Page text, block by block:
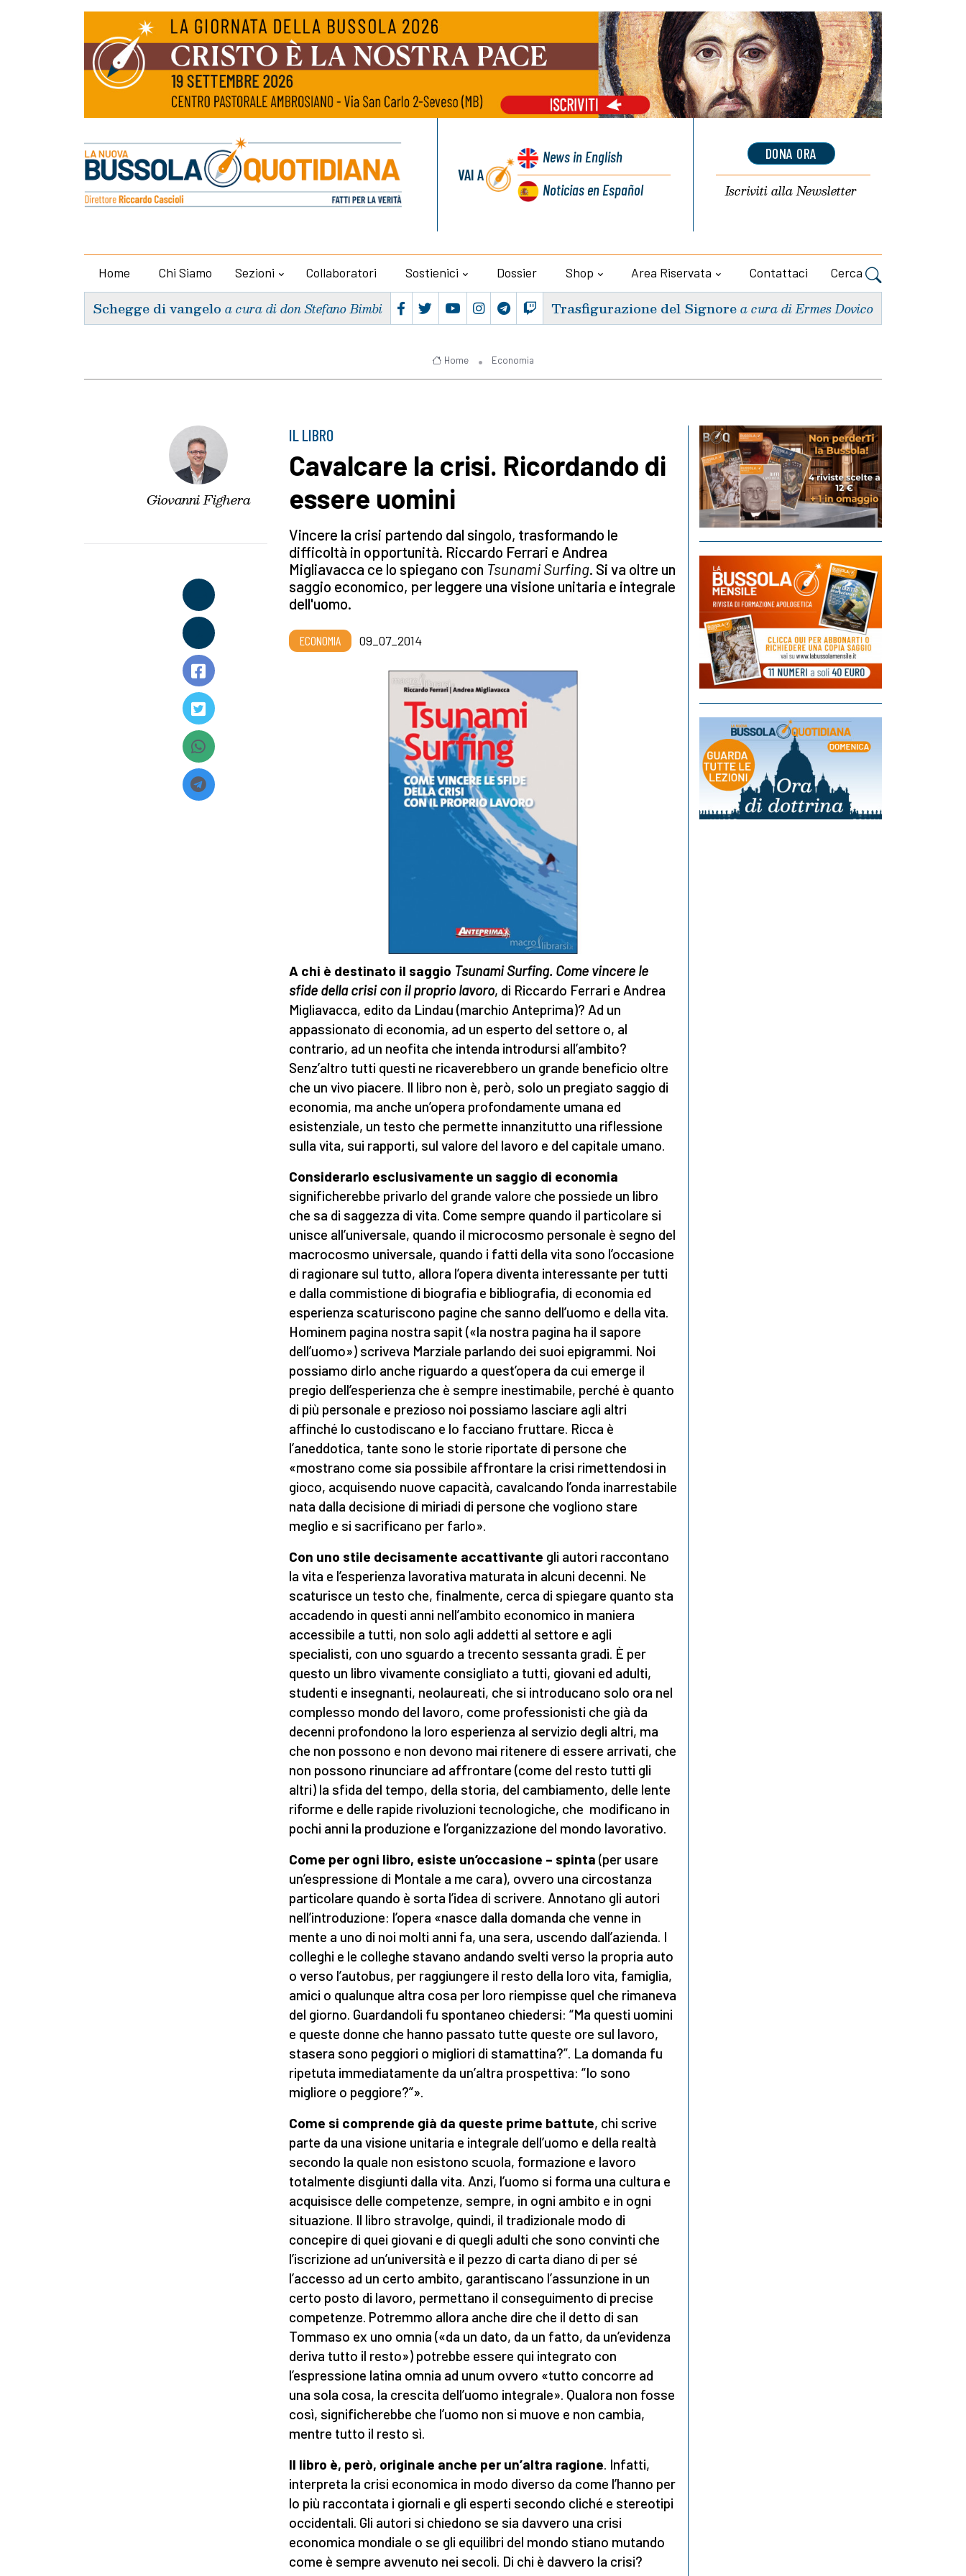
VAI A
Newsin English
Noticiasen Español
DONA ORA
Iscriviti allaNewsletter
Home Chi Siamo Sezioni Collaboratori Sostienici Dossier Shop Area Riservata Contattaci Cerca
Schegge di vangelo a cura di don Stefano Bimbi Trasfigurazione del Signorea cura di Ermes Dovico
Home Economia
Giovanni Fighera
IL LIBRO
Cavalcare la crisi. Ricordando di
essere uomini
Vincere la crisi partendo dal singolo, trasformando le
difficoltà in opportunità. Riccardo Ferrari e Andrea
Migliavacca ce lo spiegano con Tsunami Surfing. Si va oltre un
saggio economico, per leggere una visione unitaria e integrale
dell'uomo.
ECONOMIA 09_07_2014
A chi è destinato il saggio Tsunami Surfing. Come vincere le
sfide della crisi con il proprio lavoro, di Riccardo Ferrari e Andrea
Migliavacca, edito da Lindau (marchio Anteprima)? Ad un
appassionato di economia, ad un esperto del settore o, al
contrario, ad un neofita che intenda introdursi all’ambito?
Senz’altro tutti questi ne ricaverebbero un grande beneficio oltre
che un vivo piacere. Il libro non è, però, solo un pregiato saggio di
economia, ma anche un’opera profondamente umana ed
esistenziale, un testo che permette innanzitutto una riflessione
sulla vita, sui rapporti, sul valore del lavoro e del capitale umano.
Considerarlo esclusivamente un saggio di economia
significherebbe privarlo del grande valore che possiede un libro
che sa di saggezza di vita. Come sempre quando il particolare si
unisce all’universale, quando il microcosmo personale è segno del
macrocosmo universale, quando i fatti della vita sono l’occasione
di ragionare sul tutto, allora l’opera diventa interessante per tutti
e dalla commistione di biografia e bibliografia, di economia ed
esperienza scaturiscono pagine che sanno dell’uomo e della vita.
Hominem pagina nostra sapit («la nostra pagina ha il sapore
dell’uomo») scriveva Marziale parlando dei suoi epigrammi. Noi
possiamo dirlo anche riguardo a quest’opera da cui emerge il
pregio dell’esperienza che è sempre inestimabile, perché è quanto
di più personale e prezioso noi possiamo lasciare agli altri
affinché lo custodiscano e lo facciano fruttare. Ricca è
l’aneddotica, tante sono le storie riportate di persone che
«mostrano come sia possibile affrontare la crisi rimettendosi in
gioco, acquisendo nuove capacità, cavalcando l’onda inarrestabile
nata dalla decisione di miriadi di persone che vogliono stare
meglio e si sacrificano per farlo».
Con uno stile decisamente accattivante gli autori raccontano
la vita e l’esperienza lavorativa maturata in alcuni decenni. Ne
scaturisce un testo che, finalmente, cerca di spiegare quanto sta
accadendo in questi anni nell’ambito economico in maniera
accessibile a tutti, non solo agli addetti al settore e agli
specialisti, con uno sguardo a trecento sessanta gradi. È per
questo un libro vivamente consigliato a tutti, giovani ed adulti,
studenti e insegnanti, neolaureati, che si introducano solo ora nel
complesso mondo del lavoro, come professionisti che già da
decenni profondono la loro esperienza al servizio degli altri, ma
che non possono e non devono mai ritenere di essere arrivati, che
non possono rinunciare ad affrontare (come del resto tutti gli
altri) la sfida del tempo, della storia, del cambiamento, delle lente
riforme e delle rapide rivoluzioni tecnologiche, che modificano in
pochi anni la produzione e l’organizzazione del mondo lavorativo.
Come per ogni libro, esiste un’occasione – spinta (per usare
un’espressione di Montale a me cara), ovvero una circostanza
particolare quando è sorta l’idea di scrivere. Annotano gli autori
nell’introduzione: l’opera «nasce dalla domanda che venne in
mente a uno di noi molti anni fa, una sera, uscendo dall’azienda. I
colleghi e le colleghe stavano andando svelti verso la propria auto
o verso l’autobus, per raggiungere il resto della loro vita, famiglia,
amici o qualunque altra cosa per loro riempisse quel che rimaneva
del giorno. Guardandoli fu spontaneo chiedersi: “Ma questi uomini
e queste donne che hanno passato tutte queste ore sul lavoro,
stasera sono peggiori o migliori di stamattina?”. La domanda fu
ripetuta immediatamente da un’altra prospettiva: “Io sono
migliore o peggiore?”».
Come si comprende già da queste prime battute, chi scrive
parte da una visione unitaria e integrale dell’uomo e della realtà
secondo la quale non esistono scuola, formazione e lavoro
totalmente disgiunti dalla vita. Anzi, l’uomo si forma una cultura e
acquisisce delle competenze, sempre, in ogni ambito e in ogni
situazione. Il libro stravolge, quindi, il tradizionale modo di
concepire di quei giovani e di quegli adulti che sono convinti che
l’iscrizione ad un’università e il pezzo di carta diano di per sé
l’accesso ad un certo ambito, garantiscano l’assunzione in un
certo posto di lavoro, permettano il conseguimento di precise
competenze. Potremmo allora anche dire che il detto di san
Tommaso ex uno omnia («da un dato, da un fatto, da un’evidenza
deriva tutto il resto») potrebbe essere qui integrato con
l’espressione latina omnia ad unum ovvero «tutto concorre ad
una sola cosa, la crescita dell’uomo integrale». Qualora non fosse
così, significherebbe che l’uomo non si muove e non cambia,
mentre tutto il resto sì.
Il libro è, però, originale anche per un’altra ragione. Infatti,
interpreta la crisi economica in modo diverso da come l’hanno per
lo più raccontata i giornali e gli esperti secondo cliché e stereotipi
occidentali. Gli autori si chiedono se sia davvero una crisi
economica mondiale o se gli equilibri del mondo stiano mutando
come è sempre avvenuto nei secoli. Di chi è davvero la crisi?